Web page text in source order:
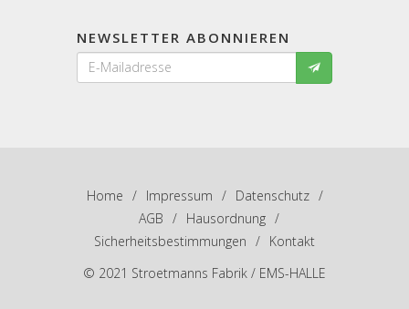
NEWSLETTER ABONNIEREN
Home / Impressum / Datenschutz /
AGB / Hausordnung /
Sicherheitsbestimmungen / Kontakt
© 2021 Stroetmanns Fabrik / EMS-HALLE